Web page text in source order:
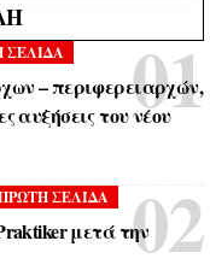
ΣΕΛΙΔΑ
– περιφερειαρχών,
αυξήσεις του νέου
ΣΕΛΙΔΑ
μετά την